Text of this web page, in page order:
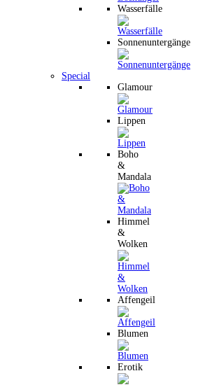
Wasserfälle
Sonnenuntergänge
Special
Glamour
Lippen
Boho
&
Mandala
Himmel
&
Wolken
Affengeil
Blumen
Erotik